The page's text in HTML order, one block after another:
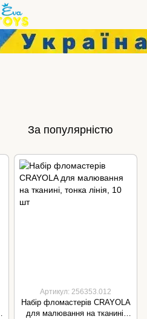
За популярністю
Артикул: 256353.012
Набір фломастерів CRAYOLA
для малювання на тканині,